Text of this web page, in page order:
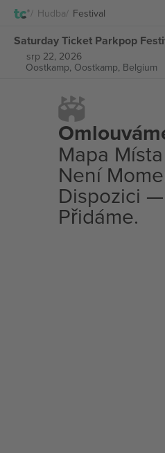
Hudba Festival
Saturday Ticket Parkpop
srp 22, 2026
Oostkamp, Oostkamp, Belgium
Mapa
Není
Dispozici
Přidáme.